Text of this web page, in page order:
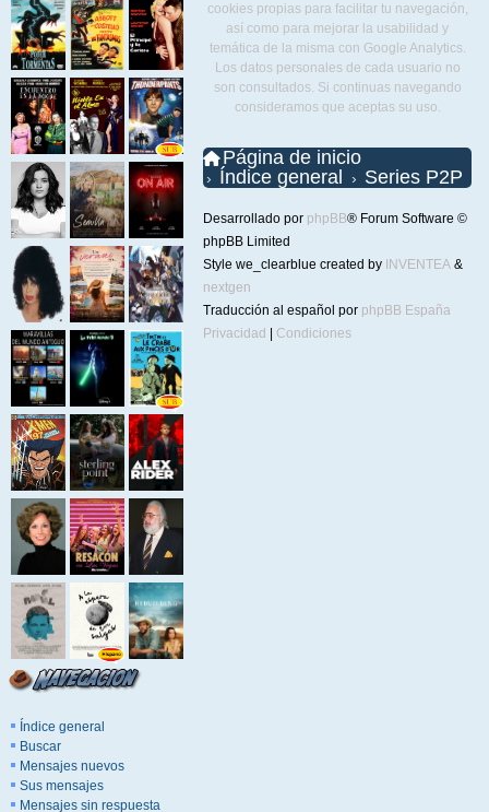
Índice general
Buscar
Mensajes nuevos
Sus mensajes
Mensajes sin respuesta
cookies propias para facilitar tu navegación,
así como para mejorar la usabilidad y
temática de la misma con Google Analytics.
Los datos personales de cada usuario no
son consultados. Si continuas navegando
consideramos que aceptas su uso.
Página de inicio
Índice general
Series P2P
Desarrollado por phpBB® Forum Software ©
phpBB Limited
Style we_clearblue created by INVENTEA &
nextgen
Traducción al español por phpBB España
Privacidad
Condiciones